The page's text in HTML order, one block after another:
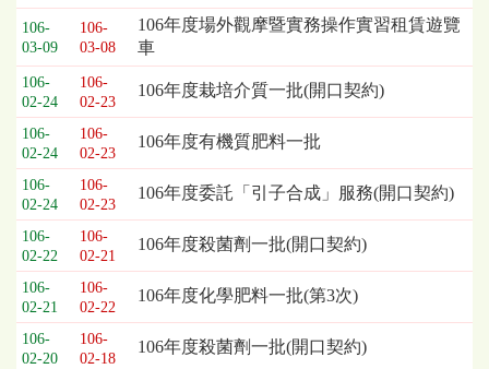
標
日
期、
公
告
事
項
106-
03-09
106-
03-08
106年度場外觀摩暨實務操作實習租賃遊覽
車
106-
02-24
106-
02-23
106年度栽培介質一批(開口契約)
106-
02-24
106-
02-23
106年度有機質肥料一批
106-
02-24
106-
02-23
106年度委託「引子合成」服務(開口契約)
106-
02-22
106-
02-21
106年度殺菌劑一批(開口契約)
106-
02-21
106-
02-22
106年度化學肥料一批(第3次)
106-
02-20
106-
02-18
106年度殺菌劑一批(開口契約)